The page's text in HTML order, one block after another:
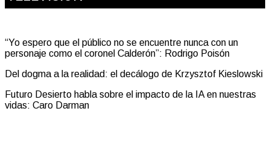
“Yo espero que el público no se encuentre nunca con un
personaje como el coronel Calderón”: Rodrigo Poisón
Del dogma a la realidad: el decálogo de Krzysztof Kieslowski
Futuro Desierto habla sobre el impacto de la IA en nuestras
vidas: Caro Darman